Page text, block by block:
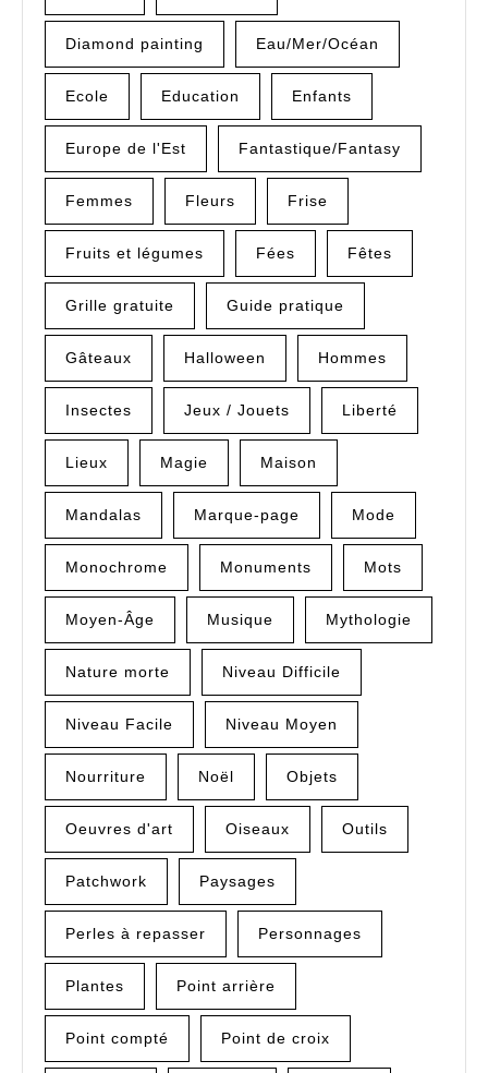
Diamond painting Eau/Mer/Océan
Ecole Education Enfants
Europe de l'Est Fantastique/Fantasy
Femmes Fleurs Frise
Fruits et légumes Fées Fêtes
Grille gratuite Guide pratique
Gâteaux Halloween Hommes
Insectes Jeux / Jouets Liberté
Lieux Magie Maison
Mandalas Marque-page Mode
Monochrome Monuments Mots
Moyen-Âge Musique Mythologie
Nature morte Niveau Difficile
Niveau Facile Niveau Moyen
Nourriture Noël Objets
Oeuvres d'art Oiseaux Outils
Patchwork Paysages
Perles à repasser Personnages
Plantes Point arrière
Point compté Point de croix